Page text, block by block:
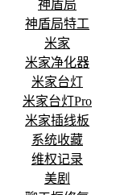
神盾局
神盾局特工
米家
米家净化器
米家台灯
米家台灯Pro
米家插线板
系统收藏
维权记录
美剧